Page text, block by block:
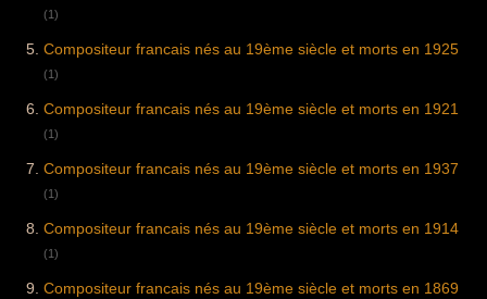
(1)
Compositeur francais nés au 19ème siècle et morts en 1925
(1)
Compositeur francais nés au 19ème siècle et morts en 1921
(1)
Compositeur francais nés au 19ème siècle et morts en 1937
(1)
Compositeur francais nés au 19ème siècle et morts en 1914
(1)
Compositeur francais nés au 19ème siècle et morts en 1869